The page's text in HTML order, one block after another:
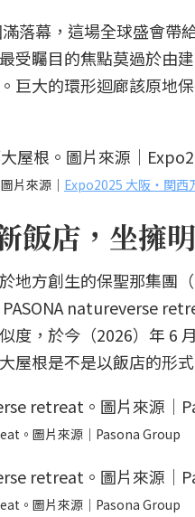
落幕，這場全球盛會帶
受矚目的焦點莫過於由
巨大的環形迴廊該原地
片來源｜ Expo2025 大阪・関西
飯店，坐擁
地方創生的保聖那集團
natureverse
度，於今（2026）年 6
屋根是不是以飯店的形式
。圖片來源｜Pasona Group
。圖片來源｜Pasona Group